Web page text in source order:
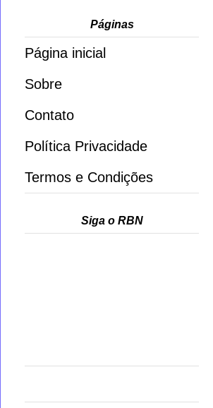
Páginas
Página inicial
Sobre
Contato
Política Privacidade
Termos e Condições
Siga o RBN